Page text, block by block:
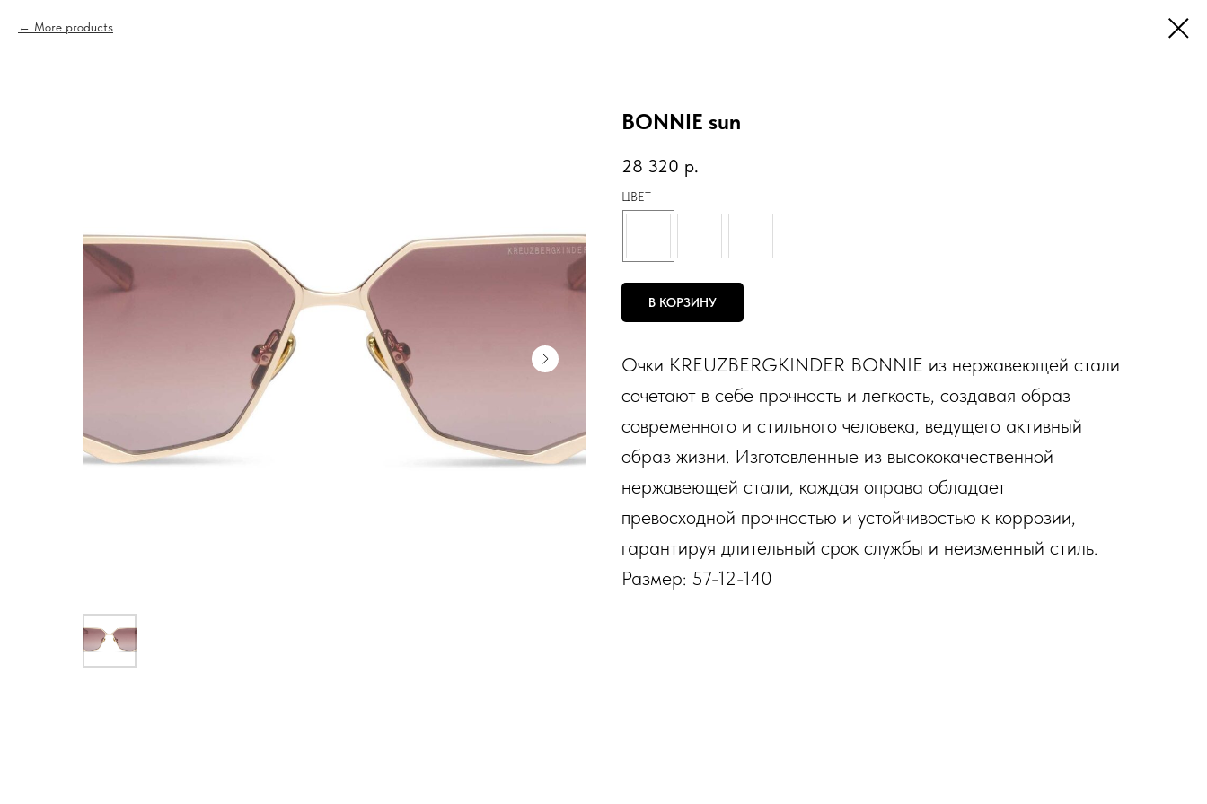
More products
BONNIE sun
28 320 р.
ЦВЕТ
В КОРЗИНУ
Очки KREUZBERGKINDER BONNIE из нержавеющей стали
сочетают в себе прочность и легкость, создавая образ
современного и стильного человека, ведущего активный
образ жизни. Изготовленные из высококачественной
нержавеющей стали, каждая оправа обладает
превосходной прочностью и устойчивостью к коррозии,
гарантируя длительный срок службы и неизменный стиль.
Размер: 57-12-140